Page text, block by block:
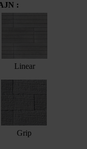
:
Linear
Grip